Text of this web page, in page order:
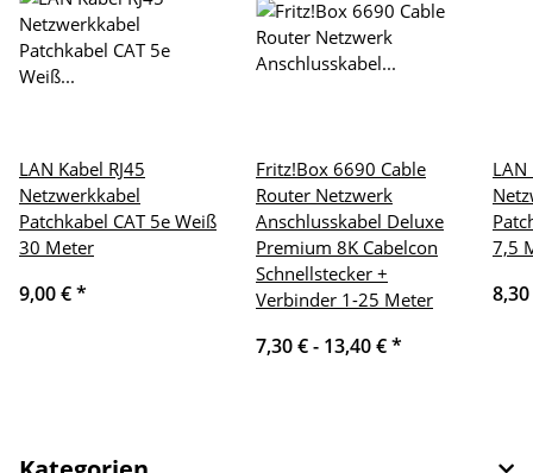
LAN Kabel RJ45
Netzwerkkabel
Patchkabel CAT 5e Weiß
30 Meter
9,00 €*
Fritz!Box 6690 Cable
Router Netzwerk
Anschlusskabel Deluxe
Premium 8K Cabelcon
Schnellstecker +
Verbinder 1-25 Meter
7,30 € - 13,40 €*
LAN
7,5